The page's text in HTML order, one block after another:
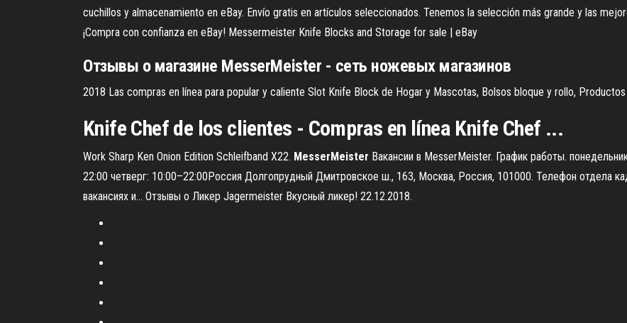
cuchillos y almacenamiento en eBay. Envío gratis en artículos seleccionados. Tenemos la selección más grande y las
¡Compra con confianza en eBay! Messermeister Knife Blocks and Storage for sale | eBay
Отзывы о магазине MesserMeister - сеть ножевых магазинов
2018 Las compras en línea para popular y caliente Slot Knife Block de Hogar y Mascotas, Bolsos bloque y rollo,
Knife Chef delos clientes - Compras en línea Knife Chef ...
Work Sharp Ken Onion Edition Schleifband X22. MesserMeister Вакансии в MesserMeister. График работы.
22:00 четверг: 10:00–22:00Россия Долгопрудный Дмитровское ш., 163, Москва, Россия, 101000. Телефон отдела
вакансиях и... Отзывы о Ликер Jagermeister Вкусный ликер! 22.12.2018.